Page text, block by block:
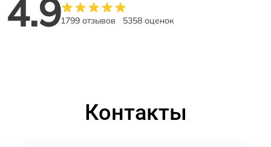
4.91799 отзывов 5358 оценок
Контакты